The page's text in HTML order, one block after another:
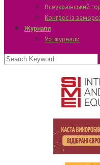
Всеукраїнський
Конгрес із
Журнали
Усі журнали